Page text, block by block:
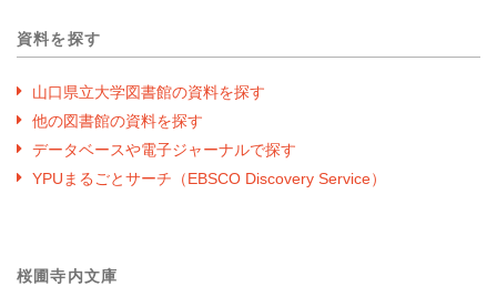
資料を探す
山口県立大学図書館の資料を探す
他の図書館の資料を探す
データベースや電子ジャーナルで探す
YPUまるごとサーチ（EBSCO Discovery Service）
桜圃寺内文庫